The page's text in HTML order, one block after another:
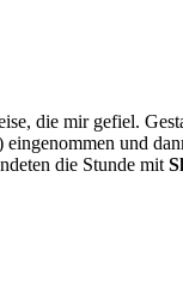
die mir gefiel.
eingenommen und
die Stunde mit